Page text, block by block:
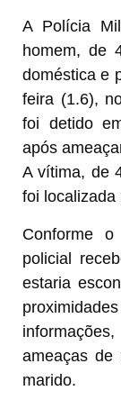
A Polícia
homem, de
doméstica e
feira (1.6),
foi detido
após
A vítima, de
foi localizada
Conforme
policial
estaria
ameaças de
marido.